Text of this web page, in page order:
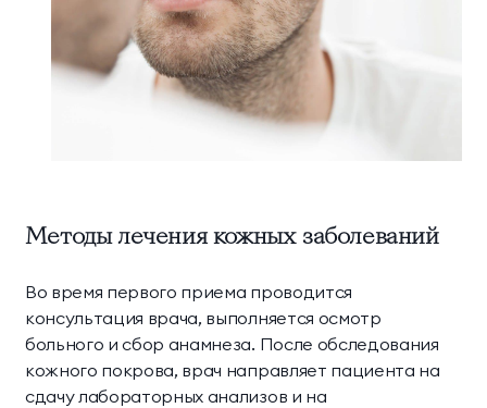
Методы лечения кожных заболеваний
Во время первого приема проводится
консультация врача, выполняется осмотр
больного и сбор анамнеза. После обследования
кожного покрова, врач направляет пациента на
сдачу лабораторных анализов и на